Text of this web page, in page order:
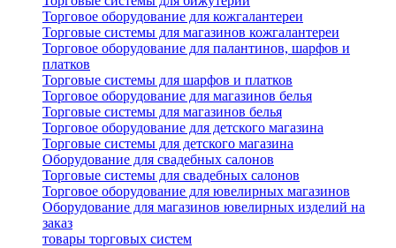
Торговое оборудование для кожгалантереи
Торговые системы для магазинов кожгалантереи
Торговое оборудование для палантинов, шарфов и
платков
Торговые системы для шарфов и платков
Торговое оборудование для магазинов белья
Торговые системы для магазинов белья
Торговое оборудование для детского магазина
Торговые системы для детского магазина
Оборудование для свадебных салонов
Торговые системы для свадебных салонов
Торговое оборудование для ювелирных магазинов
Оборудование для магазинов ювелирных изделий на
заказ
товары торговых систем